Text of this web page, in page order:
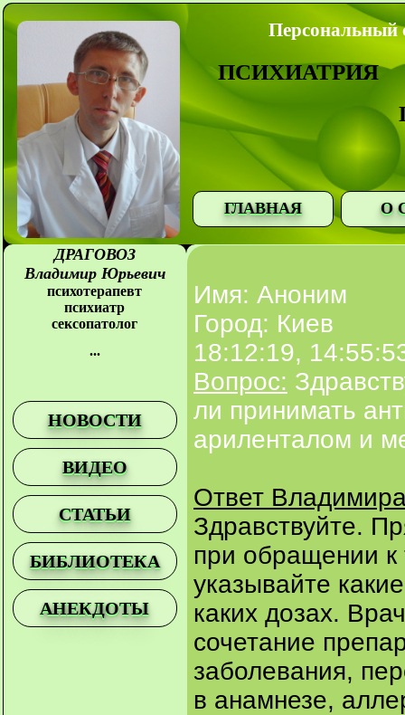
Персональный
ПСИХИАТРИЯ
ГЛАВНАЯ О
ДРАГОВОЗ
Владимир Юрьевич
психотерапевт
психиатр
сексопатолог
...
НОВОСТИ
ВИДЕО
СТАТЬИ
БИБЛИОТЕКА
АНЕКДОТЫ
Имя: Аноним
Город: Киев
18:12:19,
Вопрос:
ли принимать
ариленталом и
Ответ
Здравствуйте.
при обращении к
указывайте
каких дозах.
сочетание
заболевания,
в анамнезе,